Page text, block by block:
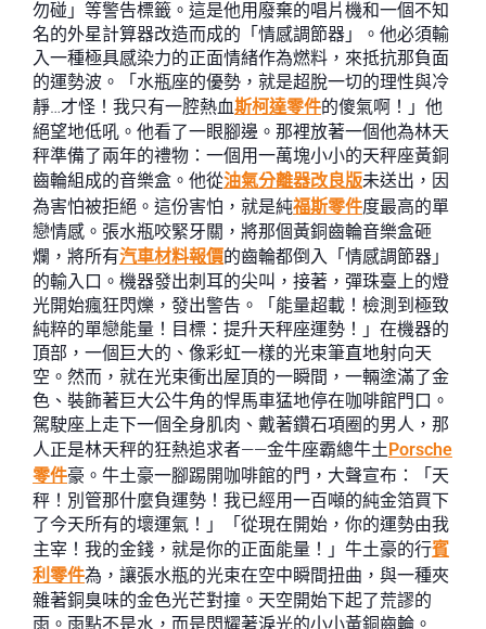
勿碰」等警告標籤。這是他用廢棄的唱片機和一個不知
名的外星計算器改造而成的「情感調節器」。他必須輸
入一種極具感染力的正面情緒作為燃料，來抵抗那負面
的運勢波。「水瓶座的優勢，就是超脫一切的理性與冷
靜…才怪！我只有一腔熱血斯柯達零件的傻氣啊！」他
絕望地低吼。他看了一眼腳邊。那裡放著一個他為林天
秤準備了兩年的禮物：一個用一萬塊小小的天秤座黃銅
齒輪組成的音樂盒。他從油氣分離器改良版未送出，因
為害怕被拒絕。這份害怕，就是純福斯零件度最高的單
戀情感。張水瓶咬緊牙關，將那個黃銅齒輪音樂盒砸
爛，將所有汽車材料報價的齒輪都倒入「情感調節器」
的輸入口。機器發出刺耳的尖叫，接著，彈珠臺上的燈
光開始瘋狂閃爍，發出警告。「能量超載！檢測到極致
純粹的單戀能量！目標：提升天秤座運勢！」在機器的
頂部，一個巨大的、像彩虹一樣的光束筆直地射向天
空。然而，就在光束衝出屋頂的一瞬間，一輛塗滿了金
色、裝飾著巨大公牛角的悍馬車猛地停在咖啡館門口。
駕駛座上走下一個全身肌肉、戴著鑽石項圈的男人，那
人正是林天秤的狂熱追求者——金牛座霸總牛土Porsche
零件豪。牛土豪一腳踢開咖啡館的門，大聲宣布：「天
秤！別管那什麼負運勢！我已經用一百噸的純金箔買下
了今天所有的壞運氣！」「從現在開始，你的運勢由我
主宰！我的金錢，就是你的正面能量！」牛土豪的行賓
利零件為，讓張水瓶的光束在空中瞬間扭曲，與一種夾
雜著銅臭味的金色光芒對撞。天空開始下起了荒謬的
雨。雨點不是水，而是閃耀著淚光的小小黃銅齒輪。